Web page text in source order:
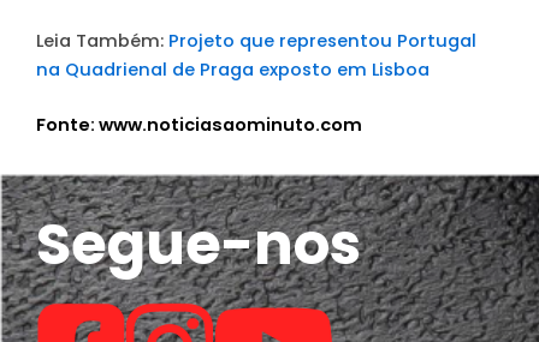
Leia Também: Projeto que representou Portugal
na Quadrienal de Praga exposto em Lisboa
Fonte: www.noticiasaominuto.com
Segue-nos